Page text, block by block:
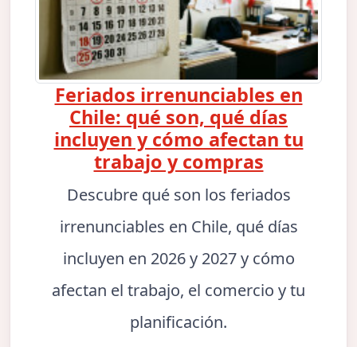
Feriados irrenunciables en
Chile: qué son, qué días
incluyen y cómo afectan tu
trabajo y compras
Descubre qué son los feriados
irrenunciables en Chile, qué días
incluyen en 2026 y 2027 y cómo
afectan el trabajo, el comercio y tu
planificación.